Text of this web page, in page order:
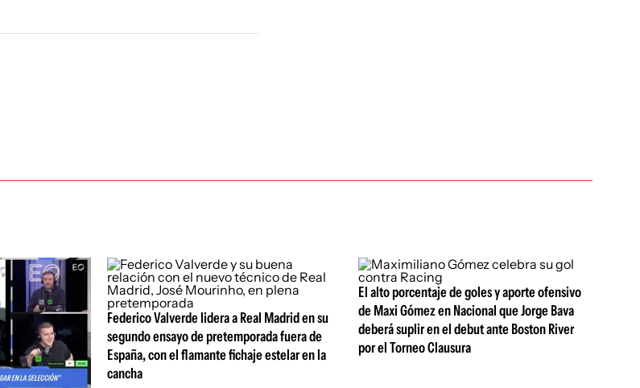
Federico Valverde lidera a Real Madrid en su
segundo ensayo de pretemporada fuera de
España, con el flamante fichaje estelar en la
cancha
El alto porcentaje de goles y aporte ofensivo
de Maxi Gómez en Nacional que Jorge Bava
deberá suplir en el debut ante Boston River
por el Torneo Clausura